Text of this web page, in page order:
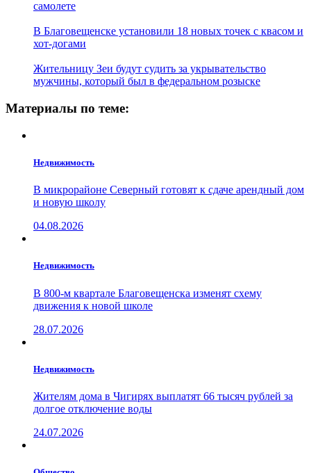
самолете
В Благовещенске установили 18 новых точек с квасом и
хот-догами
Жительницу Зеи будут судить за укрывательство
мужчины, который был в федеральном розыске
Материалы по теме:
Недвижимость
В микрорайоне Северный готовят к сдаче арендный дом
и новую школу
04.08.2026
Недвижимость
В 800-м квартале Благовещенска изменят схему
движения к новой школе
28.07.2026
Недвижимость
Жителям дома в Чигирях выплатят 66 тысяч рублей за
долгое отключение воды
24.07.2026